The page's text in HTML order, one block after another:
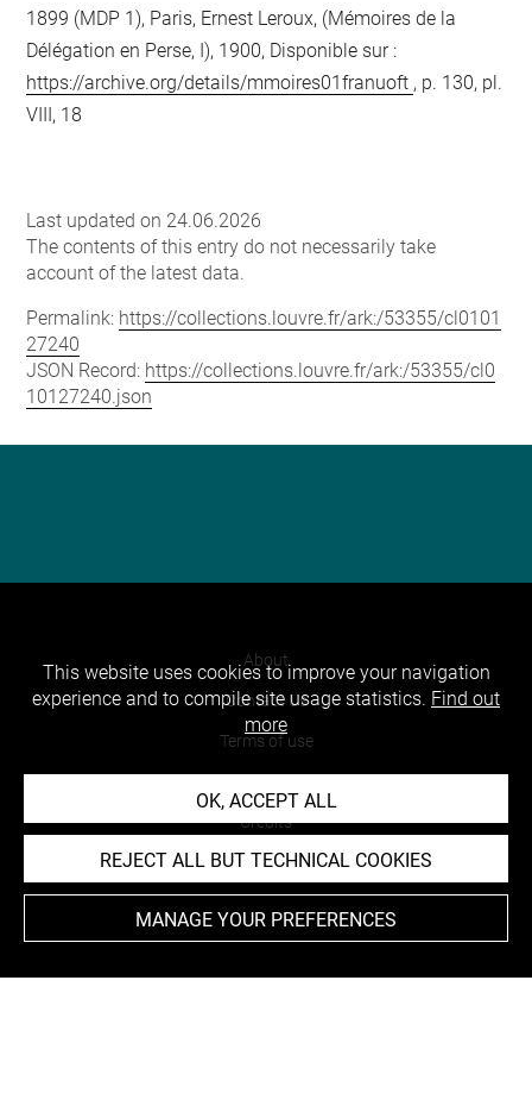
1899 (MDP 1), Paris, Ernest Leroux, (Mémoires de la
Délégation en Perse, I), 1900, Disponible sur :
https://archive.org/details/mmoires01franuoft , p. 130, pl.
VIII, 18
Last updated on 24.06.2026
The contents of this entry do not necessarily take
account of the latest data.
Permalink: https://collections.louvre.fr/ark:/53355/cl0101
27240
JSON Record: https://collections.louvre.fr/ark:/53355/cl0
10127240.json
About
Contact Us
Terms of use
Cookies
Credits
Accessibility : non compliant
This website uses cookies to improve your navigation
experience and to compile site usage statistics. Find out
more
OK, ACCEPT ALL
REJECT ALL BUT TECHNICAL COOKIES
MANAGE YOUR PREFERENCES